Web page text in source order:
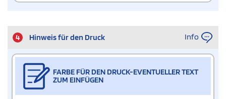
4 Hinweis für den Druck Info
FARBE FÜR DEN DRUCK-EVENTUELLER TEXT
ZUM EINFÜGEN